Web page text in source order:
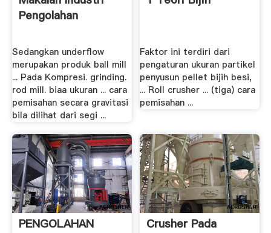
Pengolahan
Sedangkan underflow
merupakan produk ball mill
... Pada Kompresi. grinding.
rod mill. biaa ukuran ... cara
pemisahan secara gravitasi
bila dilihat dari segi ...
Faktor ini terdiri dari
pengaturan ukuran partikel
penyusun pellet bijih besi,
... Roll crusher ... (tiga) cara
pemisahan ...
PENGOLAHAN
Crusher Pada